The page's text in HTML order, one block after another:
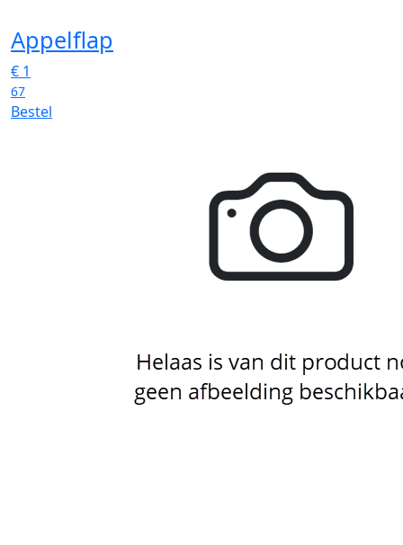
Appelflap
€ 1
67
Bestel